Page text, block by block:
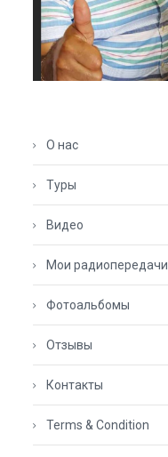
О нас
Туры
Видео
Мои радиопередачи
Фотоальбомы
Отзывы
Контакты
Terms & Condition